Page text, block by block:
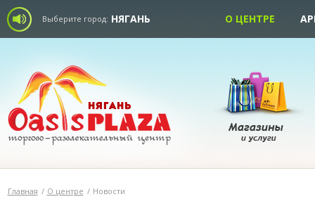
Выберите город: НЯГАНЬ О ЦЕНТРЕ
Главная / О центре / Новости